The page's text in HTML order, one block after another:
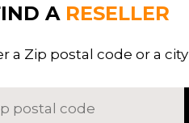
A RESELLER
a Zip postal code or a city